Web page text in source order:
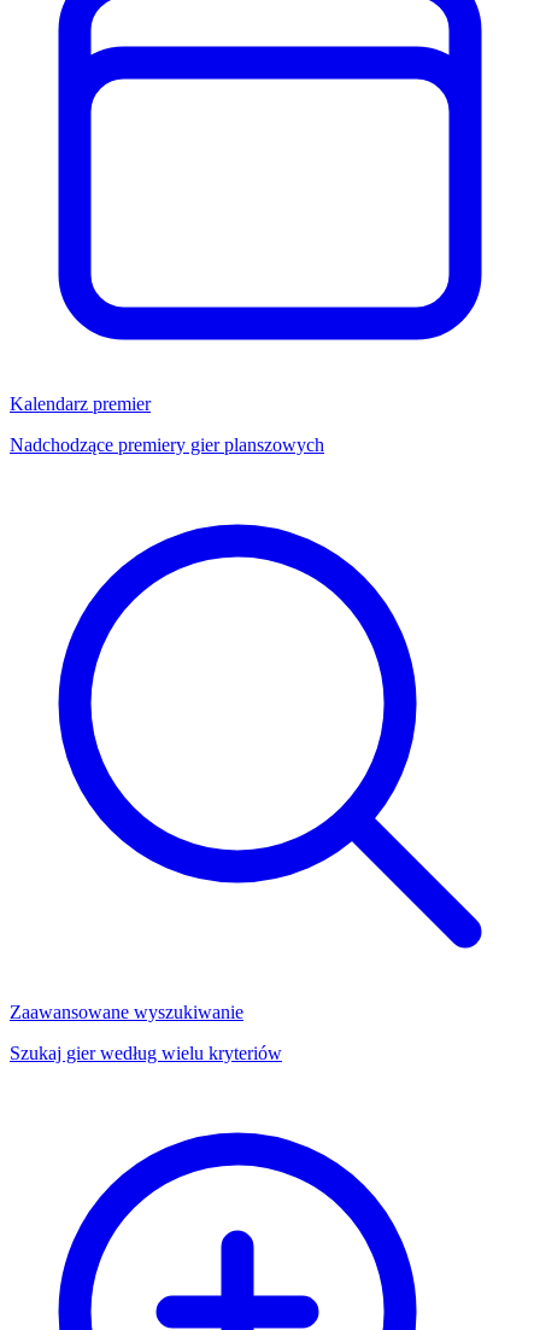
Kalendarz premier
Nadchodzące premiery gier planszowych
Zaawansowane wyszukiwanie
Szukaj gier według wielu kryteriów